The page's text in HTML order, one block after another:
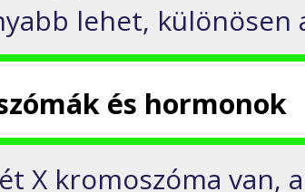
lehet, különösen
és hormonok
X kromoszóma van,